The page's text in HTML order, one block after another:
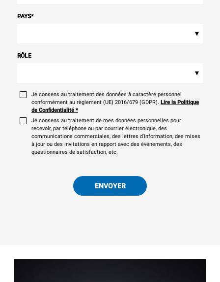
PAYS*
▾
RÔLE
▾
Je consens au traitement des données à caractère personnel
conformément au règlement (UE) 2016/679 (GDPR). Lire la Politique
de Confidentialité *
Je consens au traitement de mes données personnelles pour
recevoir, par téléphone ou par courrier électronique, des
communications commerciales, des lettres d'information, des mises
à jour ou des invitations en rapport avec des événements, des
questionnaires de satisfaction, etc.
ENVOYER